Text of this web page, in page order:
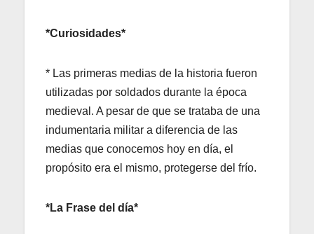
*Curiosidades*
* Las primeras medias de la historia fueron
utilizadas por soldados durante la época
medieval. A pesar de que se trataba de una
indumentaria militar a diferencia de las
medias que conocemos hoy en día, el
propósito era el mismo, protegerse del frío.
*La Frase del día*